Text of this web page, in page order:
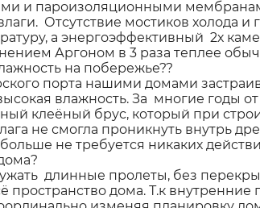
и пароизоляционными
Отсутствие мостиков холода
а энергоэффективный 2х
Аргоном в 3 раза теплее
на побережье??
порта нашими домами
влажность. За многие годы
клеёный брус, который при
не смогла проникнуть внутрь
не требуется никаких
длинные пролеты, без
пространство дома. Т.к